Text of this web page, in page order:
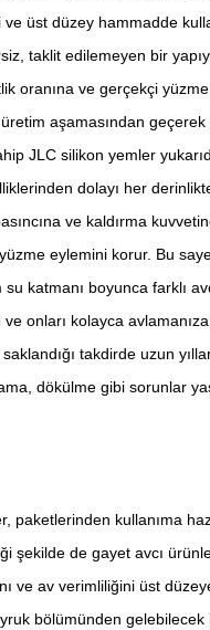
üst düzey hammadde
taklit edilemeyen bir
oranına ve gerçekçi
aşamasından geçerek
JLC silikon yemler
dolayı her
ve kaldırma
eylemini korur. Bu
katmanı boyunca farklı
onları kolayca
takdirde uzun
dökülme gibi sorunlar
paketlerinden kullanıma
şekilde de gayet avcı
ve av verimliliğini üst
bölümünden gelebilecek